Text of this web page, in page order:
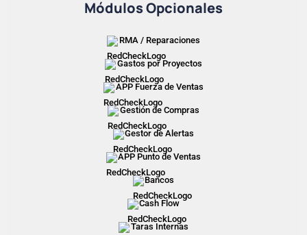
Módulos Opcionales
RMA / Reparaciones
Gastos por Proyectos
APP Fuerza de Ventas
Gestión de Compras
Gestor de Alertas
APP Punto de Ventas
Bancos
Cash Flow
Taras Internas